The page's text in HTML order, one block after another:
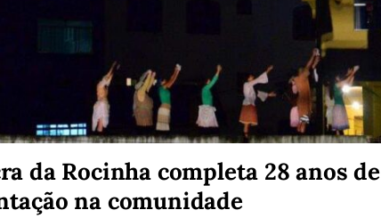
da Rocinha completa 28 anos de
na comunidade